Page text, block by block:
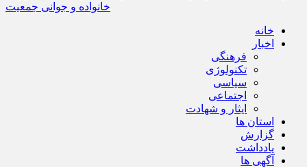
خانواده و جوانی جمعیت
خانه
اخبار
فرهنگی
تکنولوژی
سیاسی
اجتماعی
ایثار و شهادت
استان ها
گزارش
یادداشت
آگهی ها